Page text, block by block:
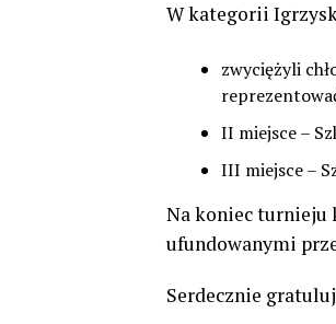
W kategorii Igrzysk
zwyciężyli
II miejsce –
III miejsce –
Na koniec turnieju
ufundowanymi
Serdecznie